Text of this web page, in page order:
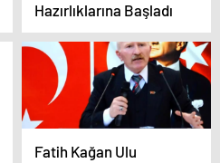
Hazırlıklarına Başladı
Fatih Kağan Ulu